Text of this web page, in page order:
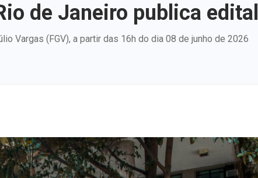
de Janeiro publica
Vargas (FGV), a partir das 16h do dia 08 de junho de 2026
apresentado a
da Zona de